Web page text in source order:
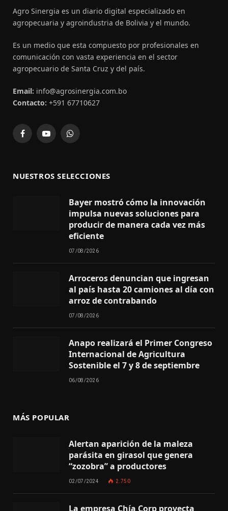
Agro Sinergia es un diario digital especializado en
agropecuaria y agroindustria de Bolivia y el mundo.
Es un medio que esta compuesto por profesionales en
comunicación con vasta experiencia en el sector
agropecuario de Santa Cruz y del país.
Email: info@agrosinergia.com.bo
Contacto: +591 67710627
FacebookYouTubeWhatsApp
NUESTROS SELECCIONES
Bayer mostró cómo la innovación
impulsa nuevas soluciones para
producir de manera cada vez más
eficiente
07/08/2026
Arroceros denuncian que ingresan
al país hasta 20 camiones al día con
arroz de contrabando
07/08/2026
Anapo realizará el Primer Congreso
Internacional de Agricultura
Sostenible el 7 y 8 de septiembre
06/08/2026
MÁS POPULAR
Alertan aparición de la maleza
parásita en girasol que genera
“zozobra” a productores
02/07/2024 2.750
La empresa Chía Corp proyecta